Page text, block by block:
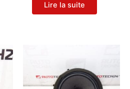
Lire la suite